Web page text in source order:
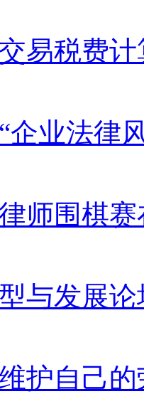
易税费
企业法律
师围棋
与发展
护自己